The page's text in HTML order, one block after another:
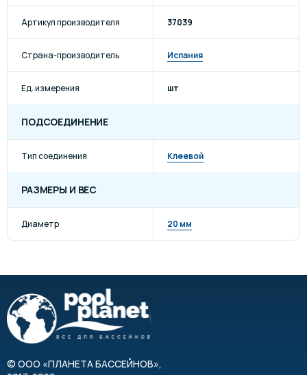
Артикул производителя 37039
Страна-производитель Испания
Ед. измерения шт
ПОДСОЕДИНЕНИЕ
Тип соединения Клеевой
РАЗМЕРЫ И ВЕС
Диаметр 20 мм
© ООО «ПЛАНЕТА БАССЕЙНОВ»,